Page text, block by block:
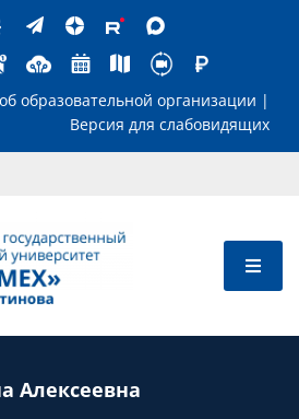
об образовательной
Алексеевна